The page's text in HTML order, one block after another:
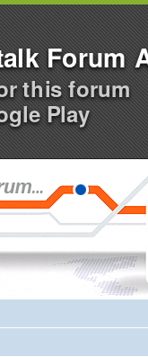
Forum
this forum
Play